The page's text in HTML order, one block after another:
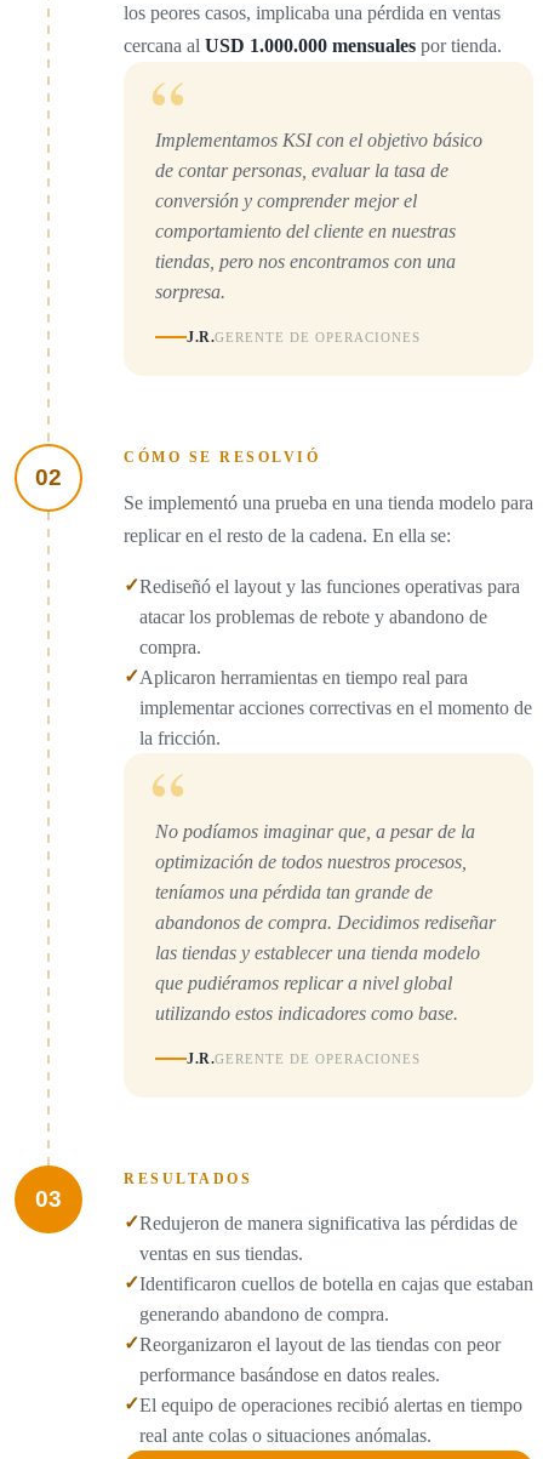
los peores casos, implicaba una pérdida en ventas
cercana al USD 1.000.000 mensuales por tienda.
“
Implementamos KSI con el objetivo básico
de contar personas, evaluar la tasa de
conversión y comprender mejor el
comportamiento del cliente en nuestras
tiendas, pero nos encontramos con una
sorpresa.
J.R.GERENTE DE OPERACIONES
02
CÓMO SE RESOLVIÓ
Se implementó una prueba en una tienda modelo para
replicar en el resto de la cadena. En ella se:
✓Rediseñó el layout y las funciones operativas para
atacar los problemas de rebote y abandono de
compra.
✓Aplicaron herramientas en tiempo real para
implementar acciones correctivas en el momento de
la fricción.
“
No podíamos imaginar que, a pesar de la
optimización de todos nuestros procesos,
teníamos una pérdida tan grande de
abandonos de compra. Decidimos rediseñar
las tiendas y establecer una tienda modelo
que pudiéramos replicar a nivel global
utilizando estos indicadores como base.
J.R.GERENTE DE OPERACIONES
03
RESULTADOS
✓Redujeron de manera significativa las pérdidas de
ventas en sus tiendas.
✓Identificaron cuellos de botella en cajas que estaban
generando abandono de compra.
✓Reorganizaron el layout de las tiendas con peor
performance basándose en datos reales.
✓El equipo de operaciones recibió alertas en tiempo
real ante colas o situaciones anómalas.